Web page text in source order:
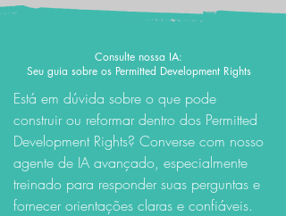
Consulte nossa IA:
Seu guia sobre os Permitted Development Rights
Está em dúvida sobre o que pode
construir ou reformar dentro dos Permitted
Development Rights? Converse com nosso
agente de IA avançado, especialmente
treinado para responder suas perguntas e
fornecer orientações claras e confiáveis.